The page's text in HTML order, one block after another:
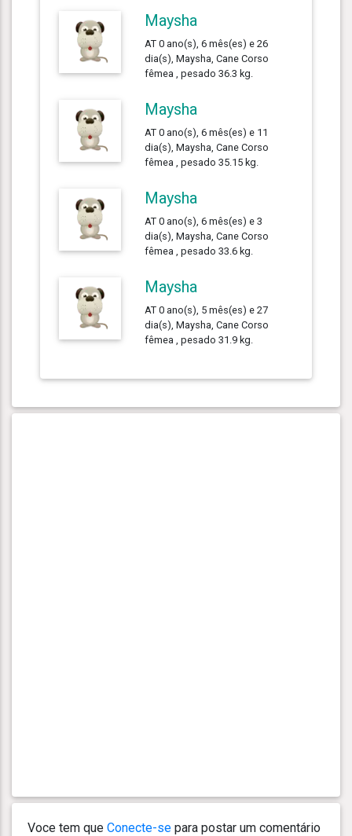
Maysha
AT 0 ano(s), 6 mês(es) e 26
dia(s), Maysha, Cane Corso
fêmea , pesado 36.3 kg.
Maysha
AT 0 ano(s), 6 mês(es) e 11
dia(s), Maysha, Cane Corso
fêmea , pesado 35.15 kg.
Maysha
AT 0 ano(s), 6 mês(es) e 3
dia(s), Maysha, Cane Corso
fêmea , pesado 33.6 kg.
Maysha
AT 0 ano(s), 5 mês(es) e 27
dia(s), Maysha, Cane Corso
fêmea , pesado 31.9 kg.
Voce tem que Conecte-se para postar um comentário